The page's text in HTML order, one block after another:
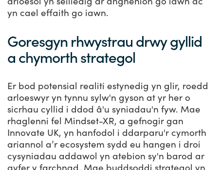
yn cael effaith go iawn.
Goresgyn rhwystrau drwy gyllid
a chymorth strategol
Er bod potensial realiti estynedig yn glir, roedd
arloeswyr yn tynnu sylw'n gyson at yr her o
sicrhau cyllid i ddod â'u syniadau'n fyw. Mae
rhaglenni fel Mindset-XR, a gefnogir gan
Innovate UK, yn hanfodol i ddarparu'r cymorth
ariannol a’r ecosystem sydd eu hangen i droi
cysyniadau addawol yn atebion sy'n barod ar